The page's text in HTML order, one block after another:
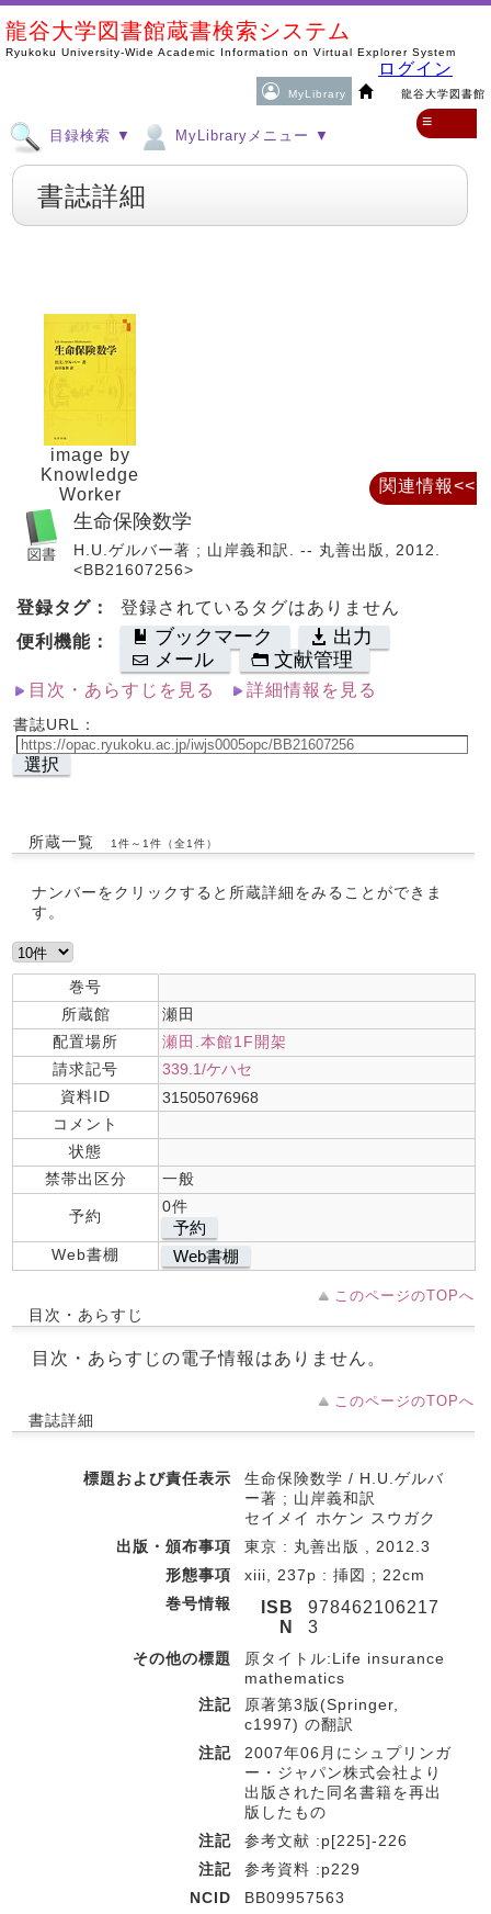
龍谷大学図書館蔵書検索システム
Ryukoku University-Wide Academic Information on Virtual Explorer System
MyLibrary 龍谷大学図書館
ログイン
目録検索 ▼ MyLibraryメニュー ▼
≡
書誌詳細
image by
Knowledge
Worker
生命保険数学
H.U.ゲルバー著 ; 山岸義和訳. -- 丸善出版, 2012.
<BB21607256>
登録タグ：
登録されているタグはありません
便利機能：
ブックマーク
出力
メール
文献管理
目次・あらすじを見る 詳細情報を見る
書誌URL：
選択
所蔵一覧 1件～1件（全1件）
ナンバーをクリックすると所蔵詳細をみることができま
す。
巻号
所蔵館
瀬田
配置場所
瀬田.本館1F開架
請求記号
339.1/ケハセ
資料ID
31505076968
コメント
状態
禁帯出区分
一般
予約
0件
予約
Web書棚 Web書棚
このページのTOPへ
目次・あらすじ
目次・あらすじの電子情報はありません。
このページのTOPへ
書誌詳細
標題および責任表示
生命保険数学 / H.U.ゲルバ
ー著 ; 山岸義和訳
セイメイ ホケン スウガク
出版・頒布事項
東京 : 丸善出版 , 2012.3
形態事項
xiii, 237p : 挿図 ; 22cm
巻号情報
ISB
N
978462106217
3
その他の標題
原タイトル:Life insurance
mathematics
注記
原著第3版(Springer,
c1997) の翻訳
注記
2007年06月にシュプリンガ
ー・ジャパン株式会社より
出版された同名書籍を再出
版したもの
注記
参考文献 :p[225]-226
注記
参考資料 :p229
NCID
BB09957563
関連情報<<